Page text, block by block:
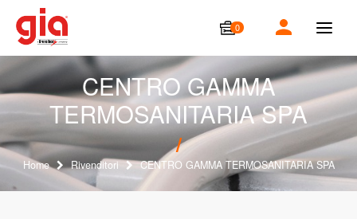
0
T
g
g
e
n
v
i
g
a
CENTRO GAMMA
TERMOSANITARIA SPA
Home Rivenditori CENTRO GAMMA TERMOSANITARIA SPA